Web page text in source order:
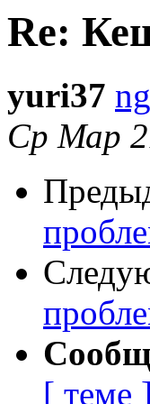
Re:
yuri37
Ср Мар
[ теме ]